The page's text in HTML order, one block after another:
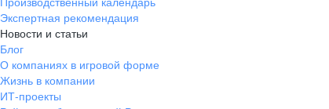
Экспертная рекомендация
Новости и статьи
Блог
О компаниях в игровой форме
Жизнь в компании
ИТ-проекты